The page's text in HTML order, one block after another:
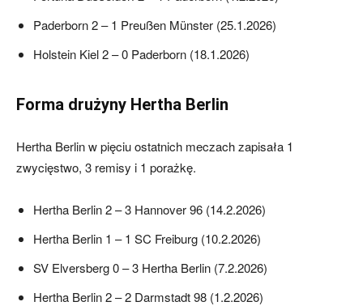
Paderborn 2 – 1 Preußen Münster (25.1.2026)
Holstein Kiel 2 – 0 Paderborn (18.1.2026)
Forma drużyny Hertha Berlin
Hertha Berlin w pięciu ostatnich meczach zapisała 1
zwycięstwo, 3 remisy i 1 porażkę.
Hertha Berlin 2 – 3 Hannover 96 (14.2.2026)
Hertha Berlin 1 – 1 SC Freiburg (10.2.2026)
SV Elversberg 0 – 3 Hertha Berlin (7.2.2026)
Hertha Berlin 2 – 2 Darmstadt 98 (1.2.2026)